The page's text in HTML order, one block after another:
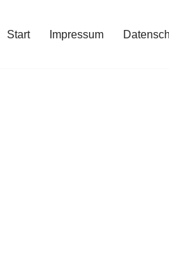
Start Impressum